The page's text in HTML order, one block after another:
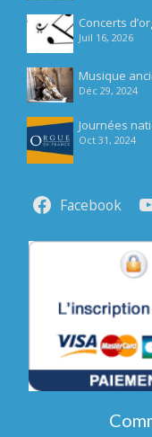
Concerts
Juil 16, 2026
Musique
Déc 29, 2024
Journées
Oct 31, 2024
Facebook